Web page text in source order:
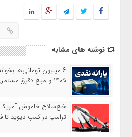
نوشته های مشابه
۶ میلیون تومانی‌ها
۱۴۰۵ و مبلغ دقیق مستمری مددجویان اعلام شد
خلع‌سلاح خاموش آمریکا
ترامپ در کمپ دیوید تا